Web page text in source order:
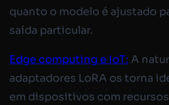
quanto o modelo é ajustado
saída particular.
Edge computing e IoT: A
adaptadores LoRA os torna
em dispositivos com recursos